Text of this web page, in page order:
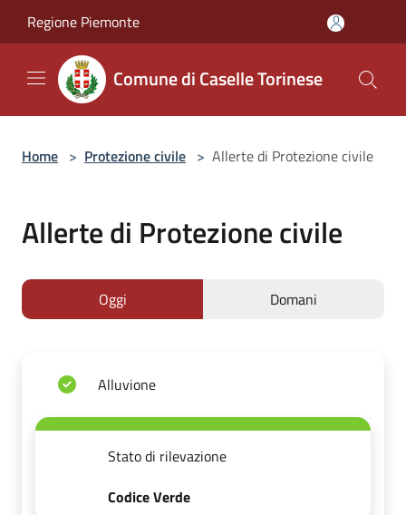
Regione Piemonte
Comune di Caselle Torinese
Home > Protezione civile > Allerte di Protezione civile
Allerte di Protezione civile
Oggi Domani
Alluvione
Stato di rilevazione
Codice Verde